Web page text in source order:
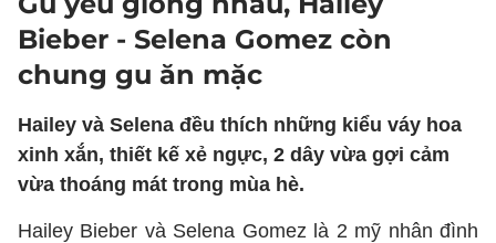
Bieber - Selena Gomez còn
chung gu ăn mặc
Hailey và Selena đều thích những kiểu váy hoa
xinh xắn, thiết kế xẻ ngực, 2 dây vừa gợi cảm
vừa thoáng mát trong mùa hè.
Hailey Bieber và Selena Gomez là 2 mỹ nhân đình